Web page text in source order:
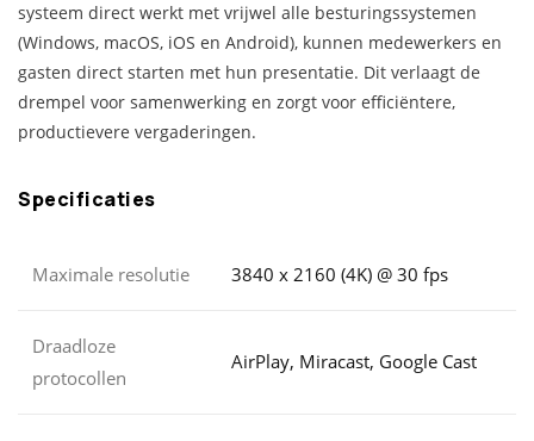
systeem direct werkt met vrijwel alle besturingssystemen
(Windows, macOS, iOS en Android), kunnen medewerkers en
gasten direct starten met hun presentatie. Dit verlaagt de
drempel voor samenwerking en zorgt voor efficiëntere,
productievere vergaderingen.
Specificaties
Maximale resolutie 3840 x 2160 (4K) @ 30 fps
Draadloze
protocollen
AirPlay, Miracast, Google Cast